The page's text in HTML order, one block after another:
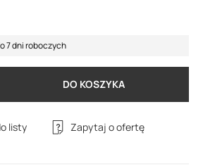
7 dni roboczych
DO KOSZYKA
listy Zapytaj o ofertę